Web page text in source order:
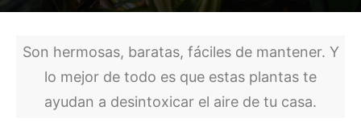
Son hermosas, baratas, fáciles de mantener. Y
lo mejor de todo es que estas plantas te
ayudan a desintoxicar el aire de tu casa.